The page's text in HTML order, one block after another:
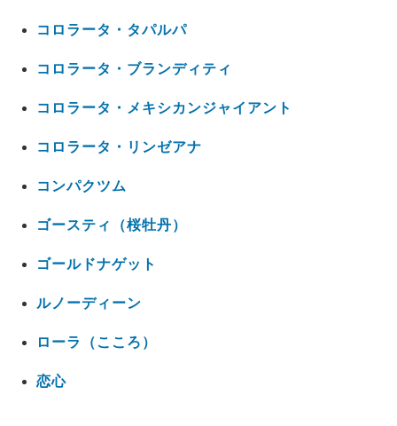
コロラータ・タパルパ
コロラータ・ブランディティ
コロラータ・メキシカンジャイアント
コロラータ・リンゼアナ
コンパクツム
ゴースティ（桜牡丹）
ゴールドナゲット
ルノーディーン
ローラ（こころ）
恋心